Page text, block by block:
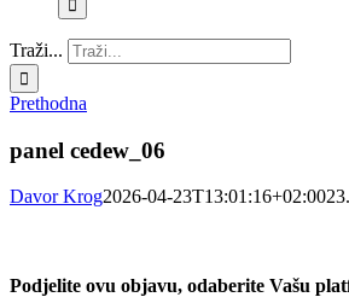
Traži...
Prethodna
panel cedew_06
Davor Krog2026-04-23T13:01:16+02:00
Podjelite ovu objavu, odaberite Vašu